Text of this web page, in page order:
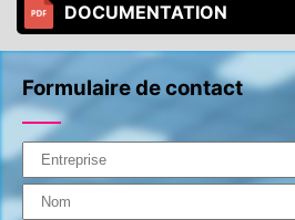
DOCUMENTATION
Formulaire de contact